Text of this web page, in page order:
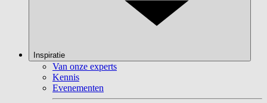
Inspiratie
Van onze experts
Kennis
Evenementen